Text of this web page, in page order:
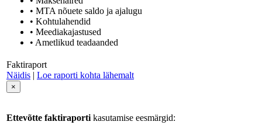
• MTA nõuete saldo ja ajalugu
• Kohtulahendid
• Meediakajastused
• Ametlikud teadaanded
Faktiraport
Näidis | Loe raporti kohta lähemalt
×
Ettevõtte faktiraporti kasutamise eesmärgid: